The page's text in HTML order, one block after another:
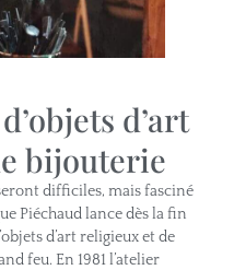
d’art
bijouterie
difficiles, mais fasciné
Piéchaud lance dès la fin
d’art religieux et de
feu. En 1981 l’atelier